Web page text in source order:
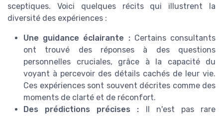
sceptiques. Voici quelques récits qui illustrent la
diversité des expériences :
Une guidance éclairante :Certains consultants
ont trouvé des réponses à des questions
personnelles cruciales, grâce à la capacité du
voyant à percevoir des détails cachés de leur vie.
Ces expériences sont souvent décrites comme des
moments de clarté et de réconfort.
Des prédictions précises : Il n'est pas rare